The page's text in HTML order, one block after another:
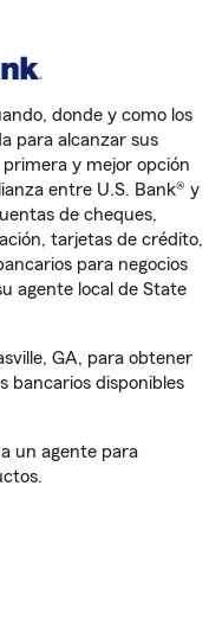
donde y como los
para alcanzar sus
y mejor opción
entre U.S. Bank® y
de cheques,
tarjetas de crédito,
para negocios
agente local de State
GA, para obtener
bancarios disponibles
a un agente para